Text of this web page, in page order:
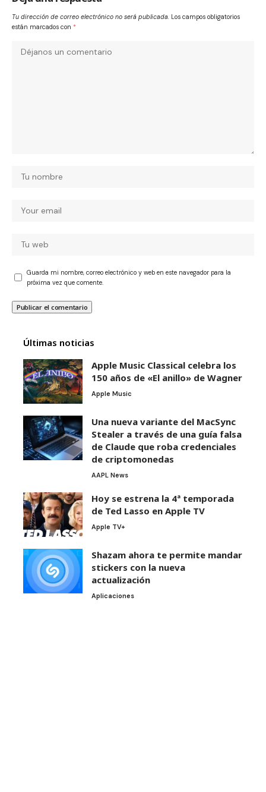
Tu dirección de correo electrónico no será publicada. Los campos obligatorios
están marcados con *
Guarda mi nombre, correo electrónico y web en este navegador para la
próxima vez que comente.
Últimas noticias
Apple Music Classical celebra los
150 años de «El anillo» de Wagner
Apple Music
Una nueva variante del MacSync
Stealer a través de una guía falsa
de Claude que roba credenciales
de criptomonedas
AAPL News
Hoy se estrena la 4ª temporada
de Ted Lasso en Apple TV
Apple TV+
Shazam ahora te permite mandar
stickers con la nueva
actualización
Aplicaciones